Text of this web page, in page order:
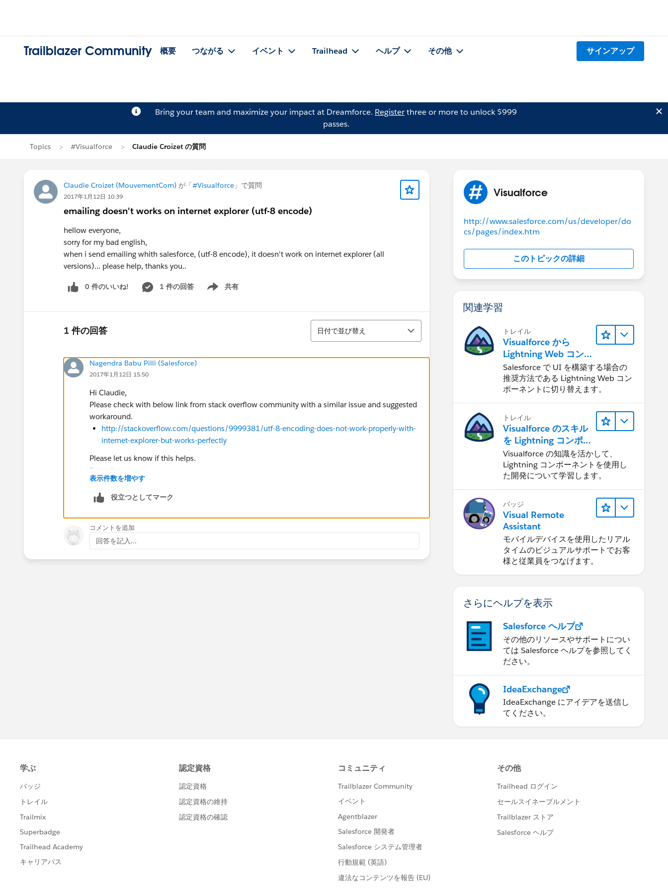
Trailblazer Community 概要 つながる イベント Trailhead ヘルプ その他 サインアップ
Bring your team and maximize your impact at Dreamforce. Registerthree or more to unlock $999
passes.
Topics #Visualforce Claudie Croizet の質問
Claudie Croizet (MouvementCom) が「#Visualforce 」で質問
2017年1月12日 10:39
emailing doesn't works on internet explorer (utf-8 encode)
hellow everyone,
sorry for my bad english,
when i send emailing whith salesforce, (utf-8 encode), it doesn't work on internet explorer (all
versions)... please help, thanks you..
0 件のいいね! 1 件の回答 共有
Show menu
1 件の回答
並び替え
日付で並び替え
Nagendra Babu Pilli (Salesforce)
2017年1月12日 15:50
Hi Claudie,
Please check with below link from stack overflow community with a similar issue and suggested
workaround.
http://stackoverflow.com/questions/9999381/utf-8-encoding-does-not-work-properly-with-
internet-explorer-but-works-perfectly
Please let us know if this helps.
Regards,
Nagendra.
表示件数を増やす
役立つとしてマーク
コメントを追加
回答を記入...
Visualforce
http://www.salesforce.com/us/developer/do
cs/pages/index.htm
このトピックの詳細
関連学習
トレイル
Visualforce から
Lightning Web コン
ポーネントへの移行
Salesforce で UI を構築する場合の
推奨方法である Lightning Web コン
ポーネントに切り替えます。
トレイル
Visualforce のスキル
を Lightning コンポー
ネントに応用する
Visualforce の知識を活かして、
Lightning コンポーネントを使用し
た開発について学習します。
バッジ
Visual Remote
Assistant
モバイルデバイスを使用したリアル
タイムのビジュアルサポートでお客
様と従業員をつなげます。
さらにヘルプを表示
Salesforce ヘルプ
その他のリソースやサポートについ
ては Salesforce ヘルプを参照してく
ださい。
IdeaExchange
IdeaExchange にアイデアを送信し
てください。